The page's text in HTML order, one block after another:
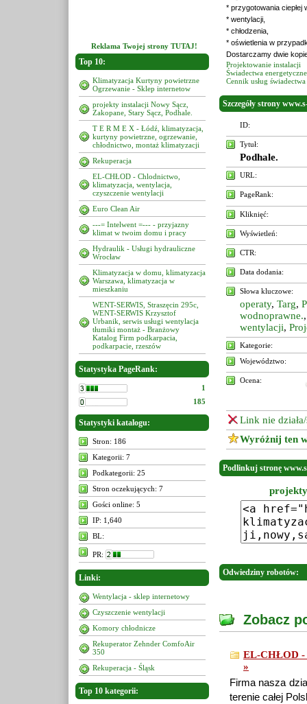
Reklama Twojej strony TUTAJ!
Top 10:
Klimatyzacja Kurtyny powietrzne
Ogrzewanie - Sklep internetow
projekty instalacji Nowy Sącz,
Zakopane, Stary Sącz, Podhale.
T E R M E X - Łódź, klimatyzacja,
kurtyny powietrzne, ogrzewanie,
chłodnictwo, montaż klimatyzacji
Rekuperacja
EL-CHŁOD - Chlodnictwo,
klimatyzacja, wentylacja,
czyszczenie wentylacji
Euro Clean Air
---= Intelwent =--- - przyjazny
klimat w twoim domu i pracy
Hydraulik - Usługi hydrauliczne
Wrocław
Klimatyzacja w domu, klimatyzacja
Warszawa, klimatyzacja w
mieszkaniu
WENT-SERWIS, Straszęcin 295c,
WENT-SERWIS Krzysztof
Urbanik, serwis usługi wentylacja
tłumiki montaż - Branżowy
Katalog Firm podkarpacia,
podkarpacie, rzeszów
Statystyka PageRank:
1
185
Statystyki katalogu:
Stron: 186
Kategorii: 7
Podkategorii: 25
Stron oczekujących: 7
Gości online: 5
IP: 1,640
BL:
PR:
Linki:
Wentylacja - sklep internetowy
Czyszczenie wentylacji
Komory chłodnicze
Rekuperator Zehnder ComfoAir
350
Rekuperacja - Śląsk
Top 10 kategorii:
* przygotowania ciepłej
* wentylacji,
* chłodzenia,
* oświetlenia w
Dostarczamy dwie
Projektowanie instalacji
Świadectwa
Cennik usług
Szczegóły strony
ID:
Tytuł:
Podhale.
URL:
PageRank:
Kliknięć:
Wyświetleń:
CTR:
Data dodania:
Słowa kluczowe:
operaty, Targ,
wodnoprawne.
wentylacji,
Kategorie:
Województwo:
Ocena:
Link nie
Wyróżnij ten
Podlinkuj stronę
Odwiedziny robotów:
Zobacz
EL-CHŁOD -
»
Firma nasza
terenie całej